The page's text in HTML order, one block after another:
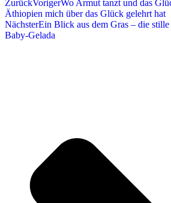
ZurückVorigerWo Armut tanzt und das
Äthiopien mich über das Glück gelehrt hat
NächsterEin Blick aus dem Gras – die
Baby-Gelada